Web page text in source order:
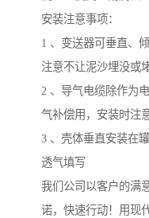
安装注意事项：
1 、变送器可垂直、
注意不让泥沙埋没或
2 、导气电缆除作为
气补偿用，安装时注
3 、壳体垂直安装在
透气填写
我们公司以客户的满
诺，快速行动！用现